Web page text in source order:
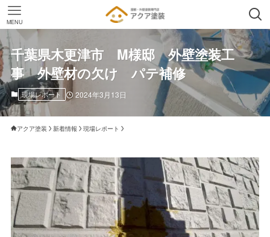
MENU
千葉県木更津市 M様邸 外壁塗装工
事 外壁材の欠け パテ補修
現場レポート 2024年3月13日
アクア塗装 新着情報 現場レポート